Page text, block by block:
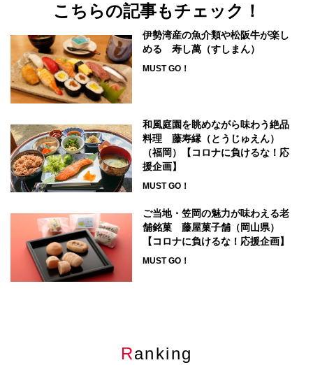
こちらの記事もチェック！
伊勢湾産の魚介類や松阪牛が楽し
める 寿し萬（すしまん）
MUST GO！
和風庭園を眺めながら味わう絶品
料理 藤寿縁（とうじゅえん）
（福岡）【コロナに負けるな！応
援企画】
MUST GO！
ご当地・笠岡の魅力が味わえる老
舗銘菓 藤屋菓子舗（岡山県）
【コロナに負けるな！応援企画】
MUST GO！
Ranking